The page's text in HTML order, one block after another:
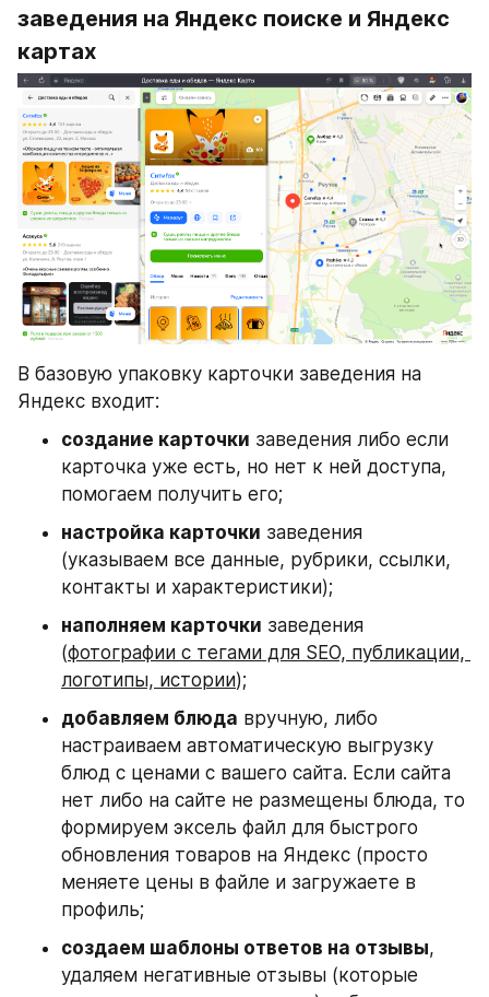
заведения на Яндекс поиске и Яндекс
картах
В базовую упаковку карточки заведения на
Яндекс входит:
создание карточки заведения либо если
карточка уже есть, но нет к ней доступа,
помогаем получить его;
настройка карточки заведения
(указываем все данные, рубрики, ссылки,
контакты и характеристики);
наполняем карточки заведения
(фотографии с тегами для SEO, публикации,
логотипы, истории);
добавляем блюда вручную, либо
настраиваем автоматическую выгрузку
блюд с ценами с вашего сайта. Если сайта
нет либо на сайте не размещены блюда, то
формируем эксель файл для быстрого
обновления товаров на Яндекс (просто
меняете цены в файле и загружаете в
профиль;
создаем шаблоны ответов на отзывы,
удаляем негативные отзывы (которые